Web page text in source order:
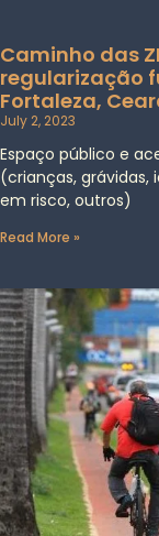
Caminho das
regularização
Fortaleza,
July 2, 2023
Espaço público e
(crianças, grávidas,
em risco, outros)
Read More »